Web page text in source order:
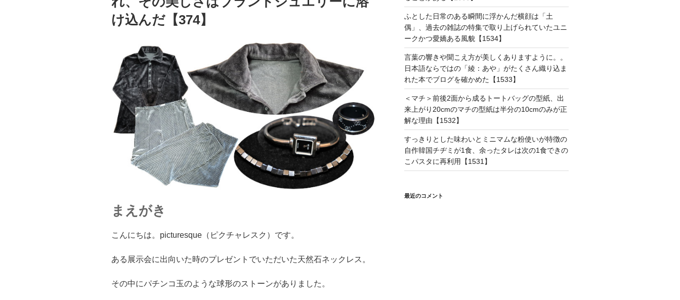
け込んだ【374】
まえがき
こんにちは。picturesque（ピクチャレスク）です。
ある展示会に出向いた時のプレゼントでいただいた天然石ネックレス。
その中にパチンコ玉のような球形のストーンがありました。
ふとした日常のある瞬間に浮かんだ横顔は「土
偶」、過去の雑誌の特集で取り上げられていたユニ
ークかつ愛嬌ある風貌【1534】
言葉の響きや聞こえ方が美しくありますように。。
日本語ならではの「綾：あや」がたくさん織り込ま
れた本でブログを確かめた【1533】
＜マチ＞前後2面から成るトートバッグの型紙、出
来上がり20cmのマチの型紙は半分の10cmのみが正
解な理由【1532】
すっきりとした味わいとミニマムな粉使いが特徴の
自作韓国チヂミが1食、余ったタレは次の1食できの
こパスタに再利用【1531】
最近のコメント